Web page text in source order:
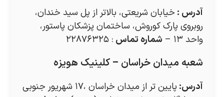
آدرس : خیابان شریعتی، بالاتر از پل سید خندان،
روبروی پارک کوروش، ساختمان پزشکان پاستور،
واحد ۱۳ –
شماره تماس : ۲۲۸۷۶۳۲۵
شعبه میدان خراسان – کلینیک هویزه
آدرس:
پایین تر از میدان خراسان ،۱۷ شهریور جنوبی